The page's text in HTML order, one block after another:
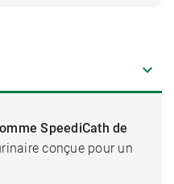
SpeediCath de
conçue pour un